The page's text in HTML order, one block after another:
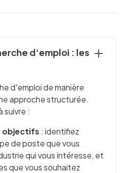
d'emploi : les
d'emploi de manière
approche structurée.
suivre :
objectifs : identifiez
de poste que vous
qui vous intéresse, et
que vous souhaitez